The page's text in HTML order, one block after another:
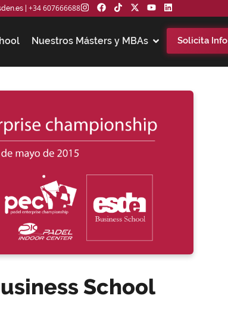
| +34 607666688
Nuestros Másters y MBAs Solicita Info
School